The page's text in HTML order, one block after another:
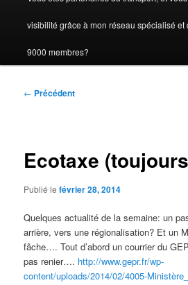
visibilité grâce à mon réseau spécialisé et
9000 membres?
Navigation
← Précédent
Ecotaxe
Publié lefévrier 28, 2014
Quelques actualité de la semaine: un
arrière, vers une régionalisation? Et un
fâche…. Tout d’abord un courrier du
pas renier…. http://www.gepr.fr/wp-
content/uploads/2014/02/4005-